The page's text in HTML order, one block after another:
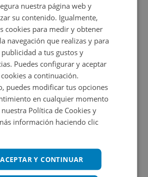
62,7 m 2
211, 27600 Sarria - Lugo
nuestra página web y
su contenido. Igualmente,
cookies para medir y obtener
navegación que realizas y para
a tus gustos y
Puedes configurar y aceptar
a continuación.
puedes modificar tus opciones
en cualquier momento
Política de Cookies y
información haciendo clic
ACEPTAR Y CONTINUAR